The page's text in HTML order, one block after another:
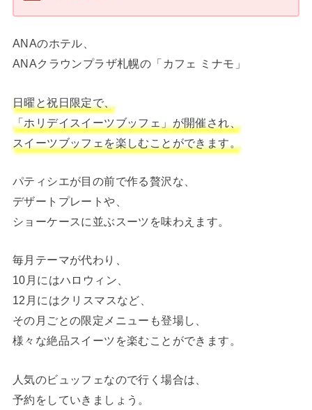
ANAのホテル、
ANAクラウンプラザ札幌の「カフェ ミナモ」
日曜と祝日限定で、
「ホリデイスイーツブッフェ」が開催され、
スイーツブッフェを楽しむことができます。
パティシエが目の前で作る贅沢な、
デザートプレートや、
ショーケースに並ぶスーツを味わえます。
毎月テーマが代わり、
10月にはハロウィン、
12月にはクリスマスなど、
その月ごとの限定メニューも登場し、
様々な絶品スイーツを楽むことができます。
人気のビュッフェなので行く場合は、
予約をしていきましょう。